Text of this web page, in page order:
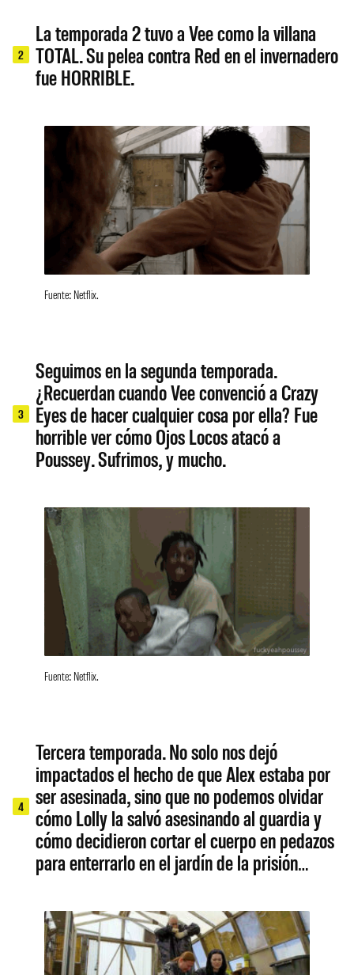
2
La temporada 2 tuvo a Vee como la villana
TOTAL. Su pelea contra Red en el invernadero
fue HORRIBLE.
Fuente: Netflix.
3
Seguimos en la segunda temporada.
¿Recuerdan cuando Vee convenció a Crazy
Eyes de hacer cualquier cosa por ella? Fue
horrible ver cómo Ojos Locos atacó a
Poussey. Sufrimos, y mucho.
Fuente: Netflix.
4
Tercera temporada. No solo nos dejó
impactados el hecho de que Alex estaba por
ser asesinada, sino que no podemos olvidar
cómo Lolly la salvó asesinando al guardia y
cómo decidieron cortar el cuerpo en pedazos
para enterrarlo en el jardín de la prisión…